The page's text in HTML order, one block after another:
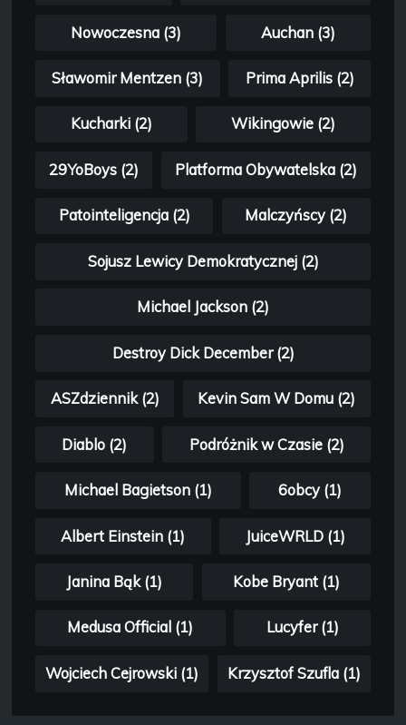
Nowoczesna (3) Auchan (3)
Sławomir Mentzen (3) Prima Aprilis (2)
Kucharki (2) Wikingowie (2)
29YoBoys (2) Platforma Obywatelska (2)
Patointeligencja (2) Malczyńscy (2)
Sojusz Lewicy Demokratycznej (2)
Michael Jackson (2)
Destroy Dick December (2)
ASZdziennik (2) Kevin Sam W Domu (2)
Diablo (2) Podróżnik w Czasie (2)
Michael Bagietson (1) 6obcy (1)
Albert Einstein (1) JuiceWRLD (1)
Janina Bąk (1) Kobe Bryant (1)
Medusa Official (1) Lucyfer (1)
Wojciech Cejrowski (1) Krzysztof Szufla (1)